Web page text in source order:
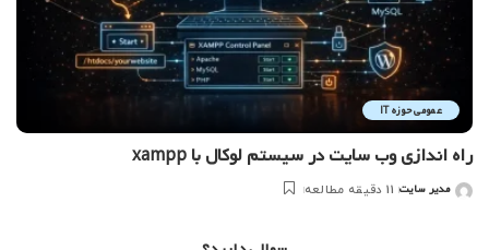
عمومی حوزه IT
راه اندازی وب سایت در سیستم لوکال با xampp
ارسالمدیر سایت 11 دقیقه مطالعه